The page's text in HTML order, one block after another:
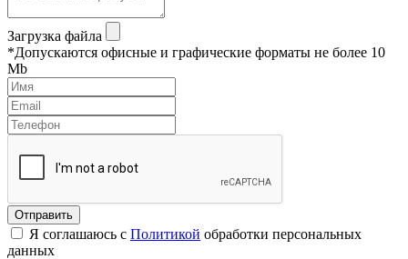
Загрузка файла
*Допускаются офисные и графические форматы не более 10
Mb
Я соглашаюсь с Политикой обработки персональных
данных